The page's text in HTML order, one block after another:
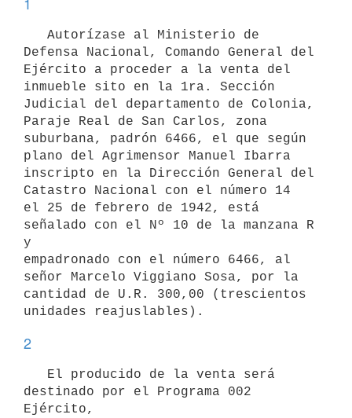
Defensa Nacional, Comando General del
Ejército a proceder a la venta del
inmueble sito en la 1ra. Sección
Judicial del departamento de Colonia,
Paraje Real de San Carlos, zona
suburbana, padrón 6466, el que según
plano del Agrimensor Manuel Ibarra
inscripto en la Dirección General del
Catastro Nacional con el número 14
el 25 de febrero de 1942, está
señalado con el Nº 10 de la manzana R
y
empadronado con el número 6466, al
señor Marcelo Viggiano Sosa, por la
cantidad de U.R. 300,00 (trescientos
2
destinado por el Programa 002
Ejército,